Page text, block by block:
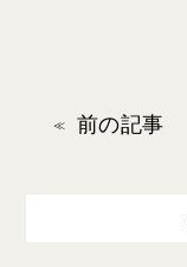
前の記事